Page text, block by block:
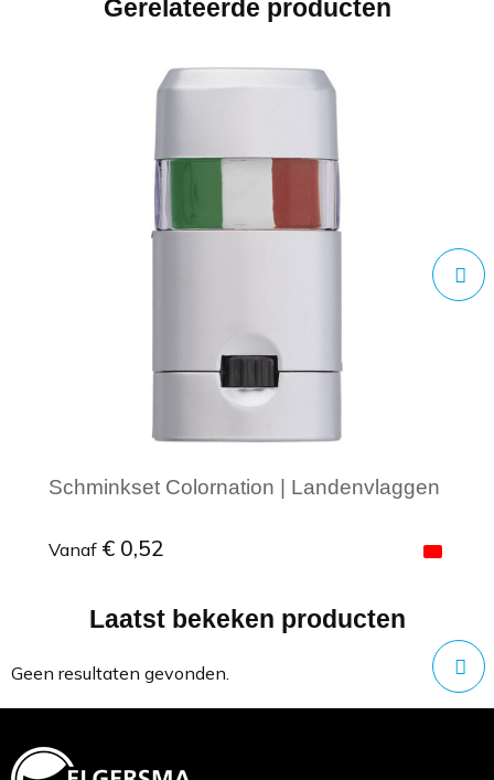
Gerelateerde producten
Schminkset Colornation | Landenvlaggen
Vanaf € 0,52
Minimale afname: 1
Laatst bekeken producten
Geen resultaten gevonden.